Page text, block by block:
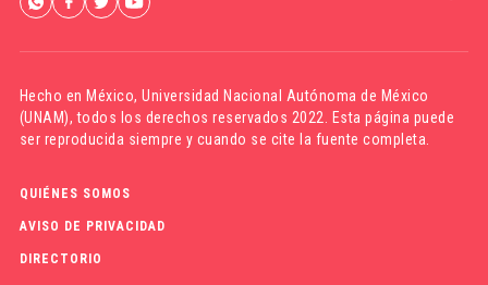
Hecho en México,Universidad Nacional Autónoma de México
(UNAM), todos los derechos reservados 2022. Esta página puede
ser reproducida siempre y cuando se cite la fuente completa.
QUIÉNES SOMOS
AVISO DE PRIVACIDAD
DIRECTORIO